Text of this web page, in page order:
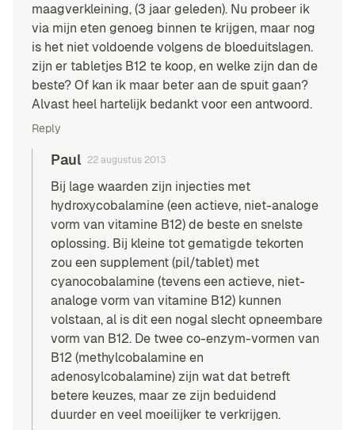
maagverkleining, (3 jaar geleden). Nu probeer ik
via mijn eten genoeg binnen te krijgen, maar nog
is het niet voldoende volgens de bloeduitslagen.
zijn er tabletjes B12 te koop, en welke zijn dan de
beste? Of kan ik maar beter aan de spuit gaan?
Alvast heel hartelijk bedankt voor een antwoord.
Reply
Paul 22 augustus 2013
Bij lage waarden zijn injecties met
hydroxycobalamine (een actieve, niet-analoge
vorm van vitamine B12) de beste en snelste
oplossing. Bij kleine tot gematigde tekorten
zou een supplement (pil/tablet) met
cyanocobalamine (tevens een actieve, niet-
analoge vorm van vitamine B12) kunnen
volstaan, al is dit een nogal slecht opneembare
vorm van B12. De twee co-enzym-vormen van
B12 (methylcobalamine en
adenosylcobalamine) zijn wat dat betreft
betere keuzes, maar ze zijn beduidend
duurder en veel moeilijker te verkrijgen.